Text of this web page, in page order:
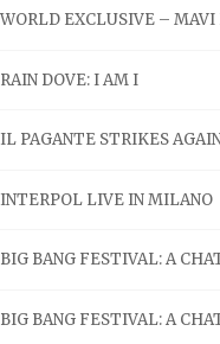
WORLD EXCLUSIVE – MAVI
RAIN DOVE: I AM I
IL PAGANTE STRIKES
INTERPOL LIVE IN MILANO
BIG BANG FESTIVAL: A
BIG BANG FESTIVAL: A